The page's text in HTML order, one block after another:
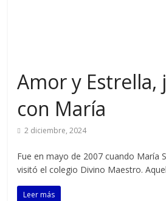
Amor y Estrella,
con María
2 diciembre, 2024
Fue en mayo de 2007 cuando María
visitó el colegio Divino Maestro.
Leer más